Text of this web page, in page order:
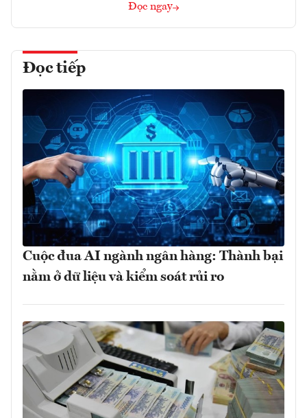
Đọc ngay
Đọc tiếp
Cuộc đua AI ngành ngân hàng: Thành bại
nằm ở dữ liệu và kiểm soát rủi ro